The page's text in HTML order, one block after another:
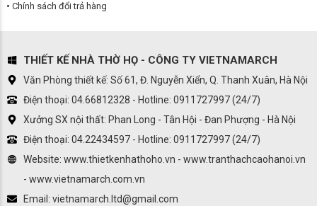
Chính sách đổi trả hàng
THIẾT KẾ NHÀ THỜ HỌ - CÔNG TY VIETNAMARCH
Văn Phòng thiết kế: Số 61, Đ. Nguyễn Xiển, Q. Thanh Xuân, Hà Nội
Điện thoại: 04.66812328 - Hotline: 0911727997 (24/7)
Xưởng SX nội thất: Phan Long - Tân Hội - Đan Phượng - Hà Nội
Điện thoại: 04.22434597 - Hotline: 0911727997 (24/7)
Website: www.thietkenhathoho.vn - www.tranthachcaohanoi.vn
- www.vietnamarch.com.vn
Email: vietnamarch.ltd@gmail.com